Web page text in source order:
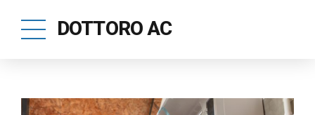
DOTTORO AC